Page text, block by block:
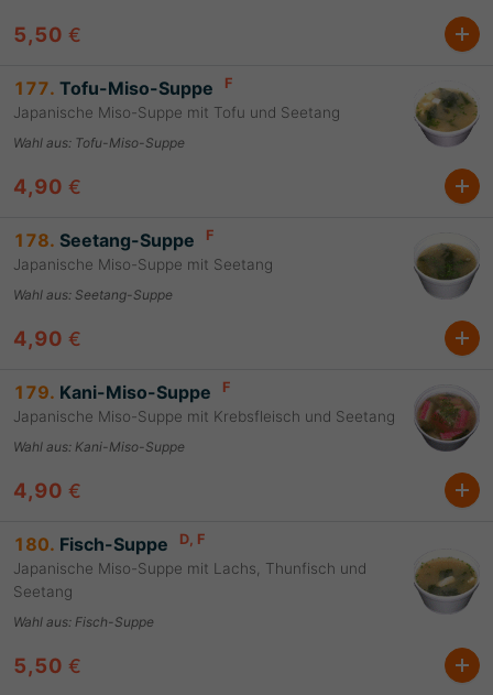
5,50 €
177. Tofu-Miso-Suppe F
Japanische Miso-Suppe mit Tofu und Seetang
Wahl aus: Tofu-Miso-Suppe
4,90 €
178. Seetang-Suppe F
Japanische Miso-Suppe mit Seetang
Wahl aus: Seetang-Suppe
4,90 €
179. Kani-Miso-Suppe F
Japanische Miso-Suppe mit Krebsfleisch und Seetang
Wahl aus: Kani-Miso-Suppe
4,90 €
180. Fisch-Suppe D , F
Japanische Miso-Suppe mit Lachs, Thunfisch und
Seetang
Wahl aus: Fisch-Suppe
5,50 €